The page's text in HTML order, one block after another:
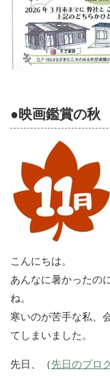
●映画鑑賞の秋
こんにちは。
あんなに暑かったの
ね。
寒いのが苦手な私、
てしまいました。
先日、（先日のブロ